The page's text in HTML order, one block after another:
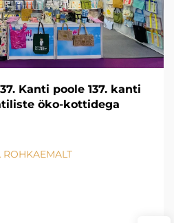
Kanti poole 137. kanti
öko-kottidega
ROHKAEMALT